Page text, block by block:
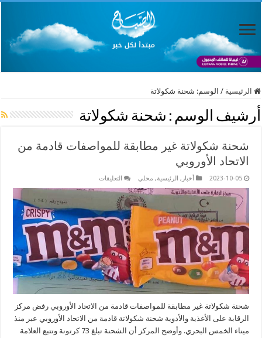
الرئيسية / الوسم: شحنة شكولاتة
أرشيف الوسم : شحنة شكولاتة
شحنة شكولاتة غير مطابقة للمواصفات قادمة من
الاتحاد الأوروبي
2023-10-05 أخبار , الرئيسية, محلي التعليقات
شكولاتة
مطابقة
للمواصفات
قادمة
من
الاتحاد
الأوروبي
مغلقة
شحنة شكولاتة غير مطابقة للمواصفات قادمة من الاتحاد الأوروبي رفض مركز
الرقابة على الأغذية والأدوية شحنة شكولاتة قادمة من الاتحاد الأوروبي عبر منذ
ميناء الخمس البحري. وأوضح المركز أن الشحنة تبلغ 73 كرتونة وتتبع العلامة